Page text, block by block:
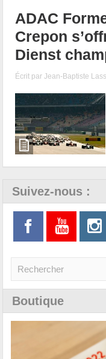
ADAC
Crepon
Dienst
Écrit parJean-Baptiste
Suivez-nous :
Boutique